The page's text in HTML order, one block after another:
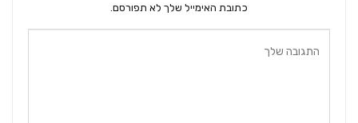
כתובת האימייל שלך לא תפורסם.